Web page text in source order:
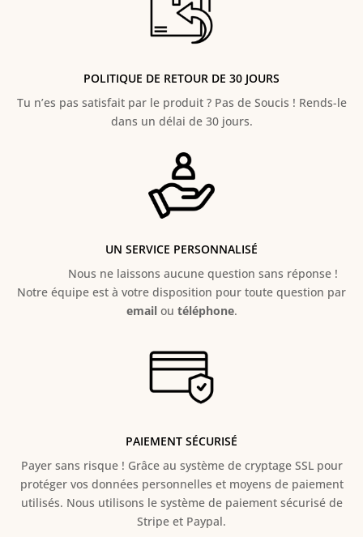
POLITIQUE DE RETOUR DE 30 JOURS
Tu n’es pas satisfait par le produit ? Pas de Soucis ! Rends-le
dans un délai de 30 jours.
UN SERVICE PERSONNALISÉ
Nous ne laissons aucune question sans réponse !
Notre équipe est à votre disposition pour toute question par
emailou téléphone.
PAIEMENT SÉCURISÉ
Payer sans risque ! Grâce au système de cryptage SSL pour
protéger vos données personnelles et moyens de paiement
utilisés. Nous utilisons le système de paiement sécurisé de
Stripe et Paypal.